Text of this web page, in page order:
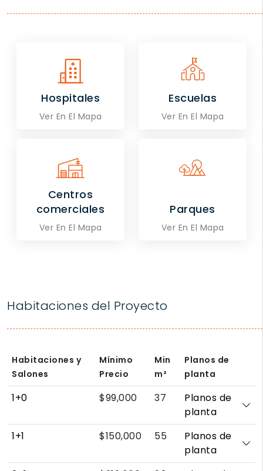
Hospitales
Ver En El Mapa
Escuelas
Ver En El Mapa
Centros
comerciales
Ver En El Mapa
Parques
Ver En El Mapa
Habitaciones del Proyecto
Habitaciones y
Salones
Mínimo
Precio
Min
m²
Planos de
planta
1+0 $99,000 37
Planos de
planta
1+1
$150,000 55
Planos de
planta